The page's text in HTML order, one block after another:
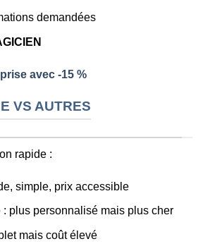
demandées
avec -15 %
VS AUTRES
rapide :
simple, prix accessible
: plus personnalisé mais plus cher
mais coût élevé